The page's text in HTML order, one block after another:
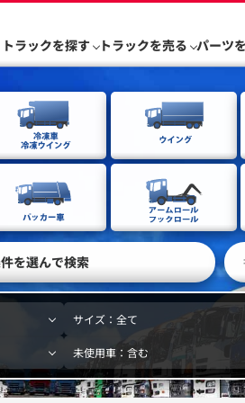
トラックを探す トラックを売る パーツ
を選んで検索